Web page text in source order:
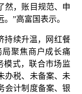
然，账目规范、申
”高富国表示。
续升温，网红餐
聚焦商户成长痛
模式，联合市场监
办税、未备案、未
会计制度备案、银